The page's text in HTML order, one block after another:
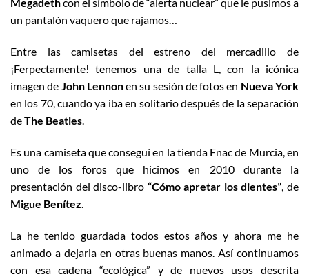
un pantalón vaquero que rajamos…
Entre las camisetas del estreno del mercadillo de
¡Ferpectamente! tenemos una de talla L, con la icónica
imagen de John Lennonen su sesión de fotos en Nueva York
en los 70, cuando ya iba en solitario después de la separación
deThe Beatles.
Es una camiseta que conseguí en la tienda Fnac de Murcia, en
uno de los foros que hicimos en 2010 durante la
presentación del disco-libro “Cómo apretar los dientes” , de
Migue Benítez
La he tenido guardada todos estos años y ahora me he
animado a dejarla en otras buenas manos. Así continuamos
con esa cadena “ecológica” y de nuevos usos descrita